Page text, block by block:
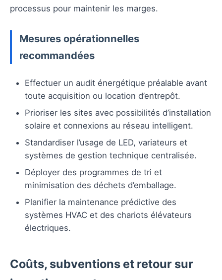
processus pour maintenir les marges.
Mesures opérationnelles
recommandées
Effectuer un audit énergétique préalable avant
toute acquisition ou location d’entrepôt.
Prioriser les sites avec possibilités d’installation
solaire et connexions au réseau intelligent.
Standardiser l’usage de LED, variateurs et
systèmes de gestion technique centralisée.
Déployer des programmes de tri et
minimisation des déchets d’emballage.
Planifier la maintenance prédictive des
systèmes HVAC et des chariots élévateurs
électriques.
Coûts, subventions et retour sur